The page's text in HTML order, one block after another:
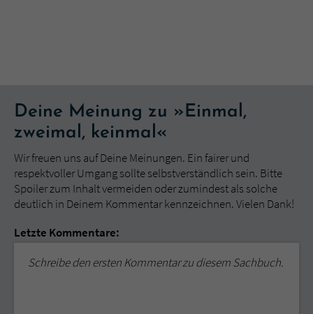
Deine Meinung zu »Einmal,
zweimal, keinmal«
Wir freuen uns auf Deine Meinungen. Ein fairer und
respektvoller Umgang sollte selbstverständlich sein. Bitte
Spoiler zum Inhalt vermeiden oder zumindest als solche
deutlich in Deinem Kommentar kennzeichnen. Vielen Dank!
Letzte Kommentare:
Schreibe den ersten Kommentar zu diesem Sachbuch.